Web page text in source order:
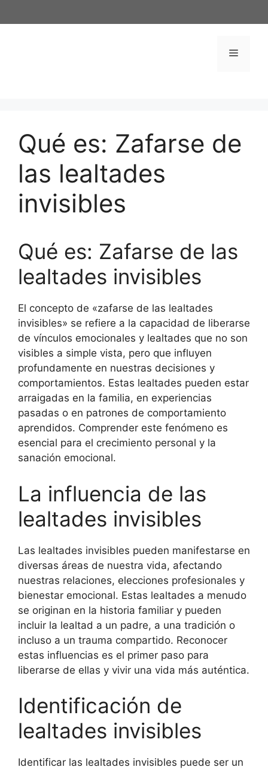
al
Menú
Qué es: Zafarse de
las lealtades
invisibles
Qué es: Zafarse de las
lealtades invisibles
El concepto de «zafarse de las lealtades
invisibles» se refiere a la capacidad de liberarse
de vínculos emocionales y lealtades que no son
visibles a simple vista, pero que influyen
profundamente en nuestras decisiones y
comportamientos. Estas lealtades pueden estar
arraigadas en la familia, en experiencias
pasadas o en patrones de comportamiento
aprendidos. Comprender este fenómeno es
esencial para el crecimiento personal y la
sanación emocional.
La influencia de las
lealtades invisibles
Las lealtades invisibles pueden manifestarse en
diversas áreas de nuestra vida, afectando
nuestras relaciones, elecciones profesionales y
bienestar emocional. Estas lealtades a menudo
se originan en la historia familiar y pueden
incluir la lealtad a un padre, a una tradición o
incluso a un trauma compartido. Reconocer
estas influencias es el primer paso para
liberarse de ellas y vivir una vida más auténtica.
Identificación de
lealtades invisibles
Identificar las lealtades invisibles puede ser un